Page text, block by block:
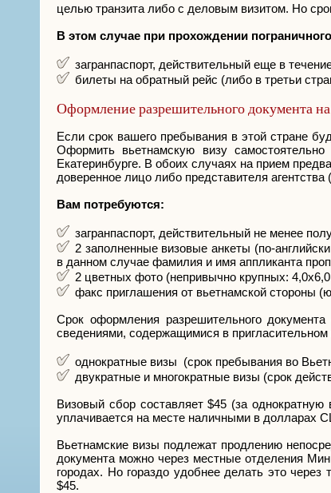
целью транзита либо с деловым визитом. Но
В этом случае при прохождении
загранпаспорт, действительный еще в
билеты на обратный рейс (либо в третьи
Оформление разрешительного документа
Если срок вашего пребывания в этой стране
Оформить вьетнамскую визу
Екатеринбурге. В обоих случаях на прием
доверенное лицо либо представителя
Вам потребуются:
загранпаспорт, действительный не менее
2 заполненные визовые анкеты (по-
в данном случае фамилия и имя аппликанта
2 цветных фото (непривычно крупных:
факс приглашения от вьетнамской стороны
Срок оформления разрешительного
сведениями, содержащимися в
однократные визы (срок пребывания во
двукратные и многократные визы (срок
Визовый сбор составляет $45 (за
уплачивается на месте наличными в долларах
Вьетнамские визы подлежат продлению
документа можно через местные отделения
городах. Но гораздо удобнее делать это
$45.